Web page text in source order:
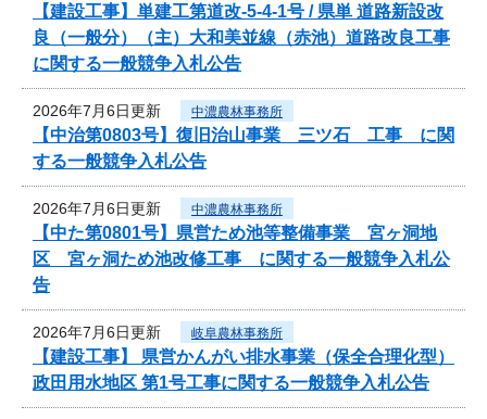
【建設工事】単建工第道改-5-4-1号 / 県単 道路新設改
良（一般分）（主）大和美並線（赤池）道路改良工事
に関する一般競争入札公告
2026年7月6日更新 中濃農林事務所
【中治第0803号】復旧治山事業 三ツ石 工事 に関
する一般競争入札公告
2026年7月6日更新 中濃農林事務所
【中た第0801号】県営ため池等整備事業 宮ヶ洞地
区 宮ヶ洞ため池改修工事 に関する一般競争入札公
告
2026年7月6日更新 岐阜農林事務所
【建設工事】 県営かんがい排水事業（保全合理化型）
政田用水地区 第1号工事に関する一般競争入札公告